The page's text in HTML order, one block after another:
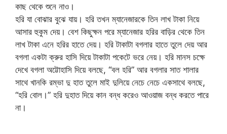
কাছ থেকে শুনে নাও।
হরি যা বোঝার বুঝে যায়। হরি তখন ম্যানেজারকে তিন লাখ টাকা নিয়ে
আসার হুকুম দেয়। বেশ কিছুক্ষন পরে ম্যানেজার হরির বাড়ির থেকে তিন
লাখ টাকা এনে হরির হাতে দেয়। হরি টাকাটা বগলার হাতে তুলে দেয় আর
বগলা একটা ক্রুর হাসি দিয়ে টাকাটা পকেটে ভরে নেয়। হরি মানস চক্ষে
দেখে বগলা অট্টোহাসি দিয়ে বলছে, “বল হরি” আর বগলার সাত শালার
সাথে খানকি রম্ভা দু হাত তুলে মাই দুলিয়ে নেচে নেচে একসাথে বলছে,
“হরি বোল।” হরি দুহাত দিয়ে কান বন্ধ করেও আওয়াজ বন্ধ করতে পারে
না।